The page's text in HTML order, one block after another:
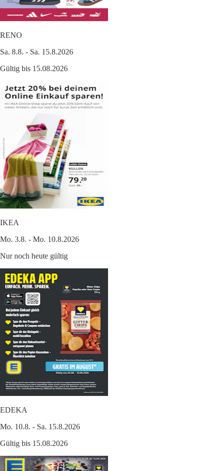
RENO
Sa. 8.8. - Sa. 15.8.2026
Gültig bis 15.08.2026
IKEA
Mo. 3.8. - Mo. 10.8.2026
Nur noch heute gültig
EDEKA
Mo. 10.8. - Sa. 15.8.2026
Gültig bis 15.08.2026